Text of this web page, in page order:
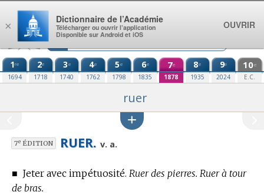
Aller au contenu
1re
1694
2e
1718
3e
1740
4e
1762
5e
1798
6e
1835
7e
1878
8e
1935
9e
2024
10e
E.C.
ruer
7eÉDITION RUER. v. a.
■ Jeter avec impétuosité. Ruer des pierres. Ruer à tour
de bras.
×
Dictionnaire de l’Académie
Télécharger ou ouvrir l’application
Disponible sur Android et iOS
OUVRIR